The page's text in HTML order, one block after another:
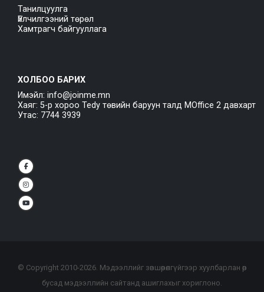
Танилцуулга
Үйлчилгээний төрөл
Хамтрагч байгууллага
ХОЛБОО БАРИХ
Имэйл: info@joinme.mn
Хаяг: 5-р хороо Tedy төвийн баруун талд MOffice 2 давхарт
Утас: 7744 3939
© Copyright 2010-2026. Мэдээллийг зөвшөөрөлгүйгээр хуулбарлан өөр
бусад мэдээллийн сайтанд ашиглахыг хориглоно.